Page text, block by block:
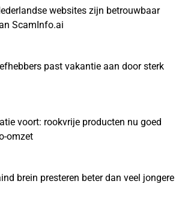
websites zijn betrouwbaar
ScamInfo.ai
past vakantie aan door sterk
voort: rookvrije producten nu goed
omzet
brein presteren beter dan veel jongere